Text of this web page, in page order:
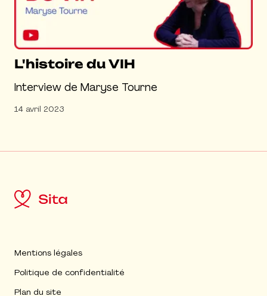
L'histoire du VIH
Interview de Maryse Tourne
14 avril 2023
Mentions légales
Politique de confidentialité
Plan du site